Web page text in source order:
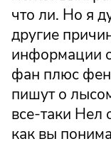
что ли. Но я
другие
информации
фан плюс
пишут о
все-таки Нел
как вы